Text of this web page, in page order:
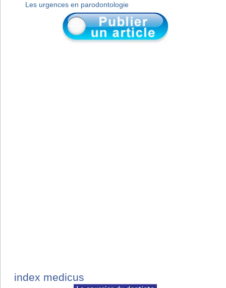
Les urgences en parodontologie
index medicus